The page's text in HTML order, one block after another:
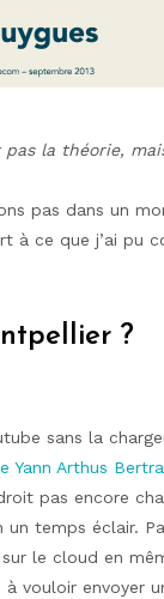
la théorie,
pas dans un
ce que j’ai pu
?
sans la
Yann Arthus
pas encore
un temps éclair.
le cloud en
vouloir envoyer